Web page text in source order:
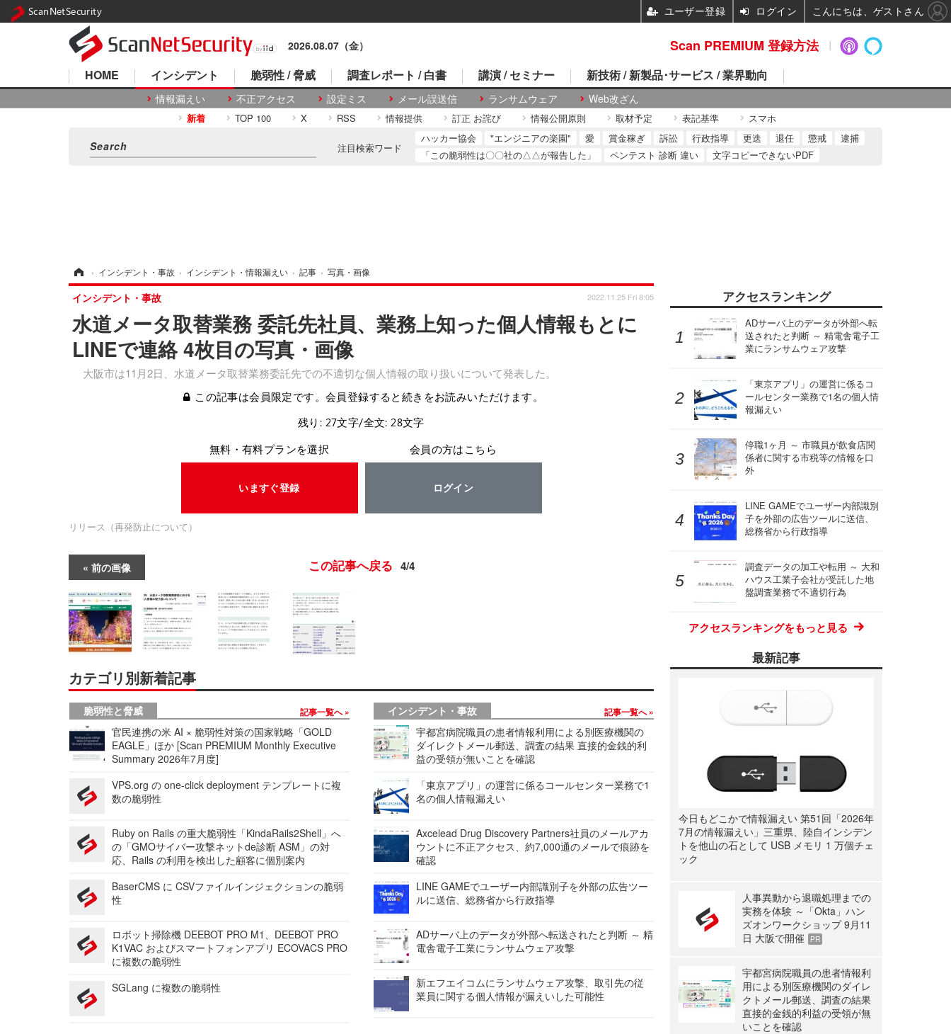
2026.08.07（金）
HOME インシデント
情報漏えい 不正アクセス 設定ミス メール誤送信 ランサムウェア Web改ざん
脆弱性 / 脅威 調査レポート / 白書 講演 / セミナー 新技術 / 新製品･サービス / 業界動向
新着 TOP 100 X RSS 情報提供 訂正 お詫び 情報公開原則 取材予定 表記基準 スマホ
注目検索ワード
ハッカー協会 "エンジニアの楽園" 愛 賞金稼ぎ 訴訟 行政指導 更迭 退任 懲戒
逮捕
「この脆弱性は〇〇社の△△が報告した」
ペンテスト 診断 違い 文字コピーできないPDF
› インシデント・事故 › インシデント・情報漏えい › 記事 › 写真・画像
水道メータ取替業務 委託先社員、業務上知った個人情報もとに
LINEで連絡 4枚目の写真・画像
大阪市は11月2日、水道メータ取替業務委託先での不適切な個人情報の取り扱いについて発表した。
インシデント・事故 2022.11.25 Fri 8:05
この記事は会員限定です。会員登録すると続きをお読みいただけます。
残り: 27文字/全文: 28文字
無料・有料プランを選択
いますぐ登録
会員の方はこちら
ログイン
リリース（再発防止について）
前の画像 この記事へ戻る 4/4
カテゴリ別新着記事
脆弱性と脅威 記事一覧へ
官民連携の米 AI × 脆弱性対策の国家戦略「GOLD
EAGLE」ほか [Scan PREMIUM Monthly Executive
Summary 2026年7月度]
VPS.org の one-click deployment テンプレートに複
数の脆弱性
Ruby on Rails の重大脆弱性「KindaRails2Shell」へ
の「GMOサイバー攻撃ネットde診断 ASM」の対
応、Rails の利用を検出した顧客に個別案内
BaserCMS に CSVファイルインジェクションの脆弱
性
ロボット掃除機 DEEBOT PRO M1、DEEBOT PRO
K1VAC およびスマートフォンアプリ ECOVACS PRO
に複数の脆弱性
SGLang に複数の脆弱性
インシデント・事故 記事一覧へ
宇都宮病院職員の患者情報利用による別医療機関の
ダイレクトメール郵送、調査の結果 直接的金銭的利
益の受領が無いことを確認
「東京アプリ」の運営に係るコールセンター業務で1
名の個人情報漏えい
Axcelead Drug Discovery Partners社員のメールアカ
ウントに不正アクセス、約7,000通のメールで痕跡を
確認
LINE GAMEでユーザー内部識別子を外部の広告ツー
ルに送信、総務省から行政指導
ADサーバ上のデータが外部へ転送されたと判断 ～ 精
電舎電子工業にランサムウェア攻撃
新エフエイコムにランサムウェア攻撃、取引先の従
業員に関する個人情報が漏えいした可能性
アクセスランキング
ADサーバ上のデータが外部へ転
送されたと判断 ～ 精電舎電子工
業にランサムウェア攻撃
「東京アプリ」の運営に係るコ
ールセンター業務で1名の個人情
報漏えい
停職1ヶ月 ～ 市職員が飲食店関
係者に関する市税等の情報を口
外
LINE GAMEでユーザー内部識別
子を外部の広告ツールに送信、
総務省から行政指導
調査データの加工や転用 ～ 大和
ハウス工業子会社が受託した地
盤調査業務で不適切行為
アクセスランキングをもっと見る
最新記事
今日もどこかで情報漏えい 第51回「2026年
7月の情報漏えい」三重県、陸自インシデン
トを他山の石として USB メモリ 1 万個チェ
ック
人事異動から退職処理までの
実務を体験 ～「Okta」ハン
ズオンワークショップ 9月11
日 大阪で開催
PR
宇都宮病院職員の患者情報利
用による別医療機関のダイレ
クトメール郵送、調査の結果
直接的金銭的利益の受領が無
いことを確認
Scan PREMIUM 登録方法
ScanNetSecurity ユーザー登録 ログイン こんにちは、ゲストさん